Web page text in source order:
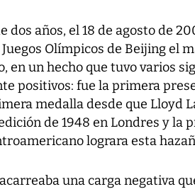
dos años, el 18 de agosto de
Olímpicos de Beijing el
en un hecho que tuvo varios
positivos: fue la primera
medalla desde que Lloyd
de 1948 en Londres y la
lograra esta
una carga negativa